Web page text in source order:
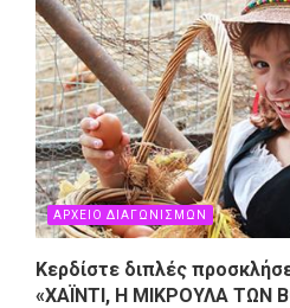
ΑΡΧΕΙΟ ΔΙΑΓΩΝΙΣΜΩΝ
Κερδίστε διπλές
«ΧΑΪΝΤΙ, Η ΜΙΚΡΟΥΛΑ ΤΩΝ